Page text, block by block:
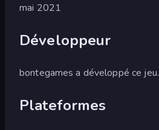
mai 2021
Développeur
bontegames a développé ce jeu.
Plateformes